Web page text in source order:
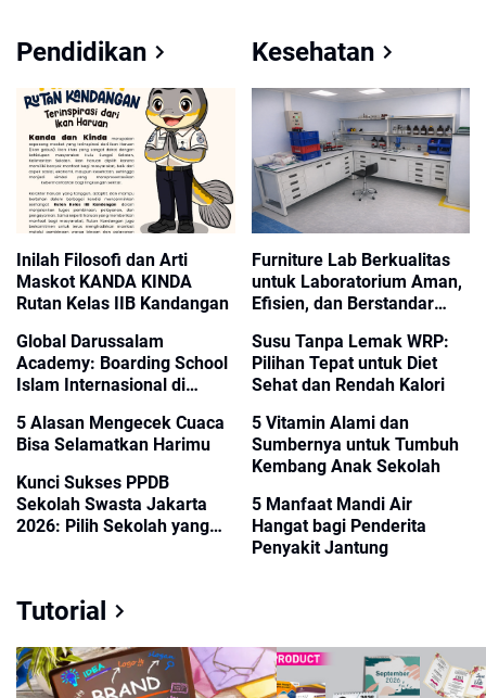
Pendidikan
Inilah Filosofi dan Arti
Maskot KANDA KINDA
Rutan Kelas IIB Kandangan
Global Darussalam
Academy: Boarding School
Islam Internasional di
Kurikulum IB dan
Pendidikan Islam Terbaik
5 Alasan Mengecek Cuaca
Bisa Selamatkan Harimu
Kunci Sukses PPDB
Sekolah Swasta Jakarta
2026: Pilih Sekolah yang
Kesehatan
Furniture Lab Berkualitas
untuk Laboratorium Aman,
Efisien, dan Berstandar
Susu Tanpa Lemak WRP:
Pilihan Tepat untuk Diet
Sehat dan Rendah Kalori
5 Vitamin Alami dan
Sumbernya untuk Tumbuh
Kembang Anak Sekolah
5 Manfaat Mandi Air
Hangat bagi Penderita
Penyakit Jantung
Tutorial